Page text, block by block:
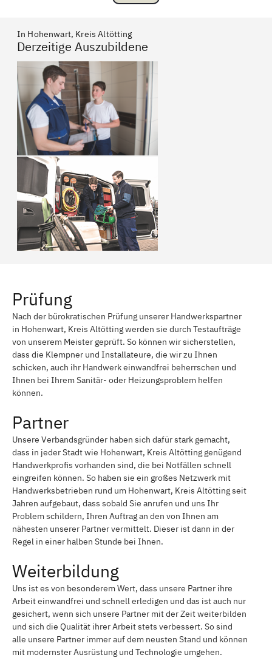
In Hohenwart, Kreis Altötting
Derzeitige Auszubildene
Prüfung
Nach der bürokratischen Prüfung unserer Handwerkspartner
in Hohenwart, Kreis Altötting werden sie durch Testaufträge
von unserem Meister geprüft. So können wir sicherstellen,
dass die Klempner und Installateure, die wir zu Ihnen
schicken, auch ihr Handwerk einwandfrei beherrschen und
Ihnen bei Ihrem Sanitär- oder Heizungsproblem helfen
können.
Partner
Unsere Verbandsgründer haben sich dafür stark gemacht,
dass in jeder Stadt wie Hohenwart, Kreis Altötting genügend
Handwerkprofis vorhanden sind, die bei Notfällen schnell
eingreifen können. So haben sie ein großes Netzwerk mit
Handwerksbetrieben rund um Hohenwart, Kreis Altötting seit
Jahren aufgebaut, dass sobald Sie anrufen und uns Ihr
Problem schildern, Ihren Auftrag an den von Ihnen am
nähesten unserer Partner vermittelt. Dieser ist dann in der
Regel in einer halben Stunde bei Ihnen.
Weiterbildung
Uns ist es von besonderem Wert, dass unsere Partner ihre
Arbeit einwandfrei und schnell erledigen und das ist auch nur
gesichert, wenn sich unsere Partner mit der Zeit weiterbilden
und sich die Qualität ihrer Arbeit stets verbessert. So sind
alle unsere Partner immer auf dem neusten Stand und können
mit modernster Ausrüstung und Technologie umgehen.